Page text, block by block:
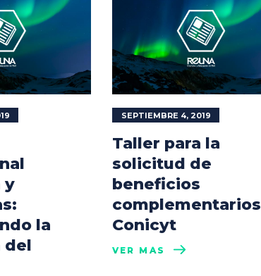
y
la
del
SEPTIEMBRE 4, 2019
Taller para la
solicitud de
beneficios
complementarios
Conicyt
VER MÁS